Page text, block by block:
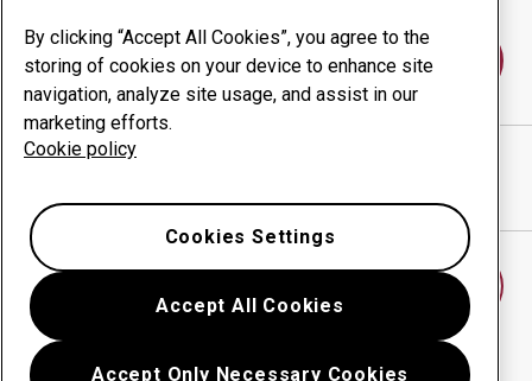
联系我们
WUXI XINHUA CRANE CO.,LTD
By clicking “Accept All Cookies”, you agree to the
storing of cookies on your device to enhance site
navigation, analyze site usage, and assist in our
marketing efforts.
Cookie policy
Accept All Cookies
Accept Only Necessary Cookies
Cookies Settings